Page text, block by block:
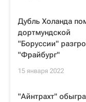
Дубль Холанда
дортмундской
"Боруссии"
"Фрайбург"
15 января 2022
"Айнтрахт"